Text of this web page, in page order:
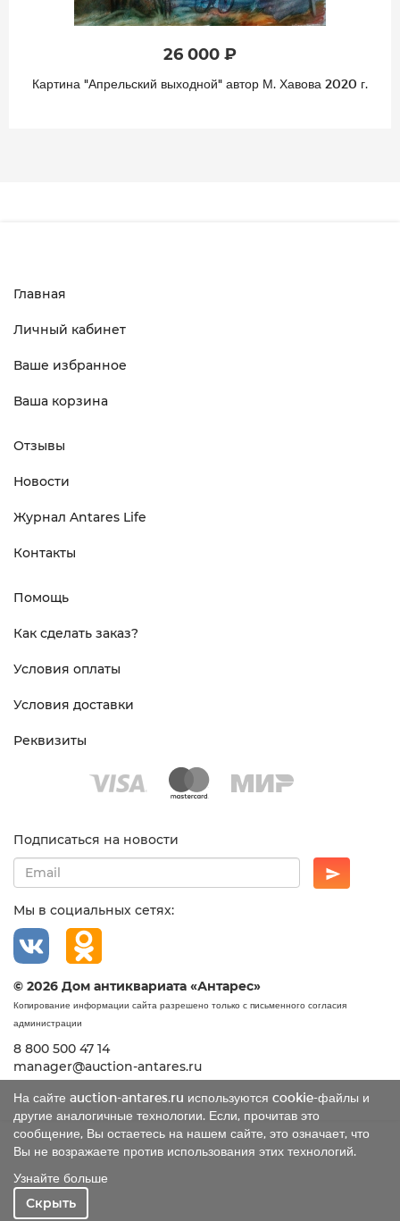
2020 г. Картина "Солнце. Крыши. Весна." автор М.
На сайте auction-antares.ru используются cookie-файлы и
другие аналогичные технологии. Если, прочитав это
сообщение, Вы остаетесь на нашем сайте, это означает, что
Вы не возражаете против использования этих технологий.
Узнайте больше
Скрыть
Главная
Личный кабинет
Ваше избранное
Ваша корзина
Отзывы
Новости
Журнал Antares Life
Контакты
Помощь
Как сделать заказ?
Условия оплаты
Условия доставки
Реквизиты
Подписаться на новости
Мы в социальных сетях:
© 2026 Дом антиквариата «Антарес»
Копирование информации сайта разрешено только с письменного согласия
администрации
8 800 500 47 14
manager@auction-antares.ru